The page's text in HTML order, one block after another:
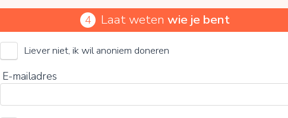
Stichting Steunfonds UMCG
Kies je vrijwillige bijdrage
0%
4 Laat weten wie je bent
Liever niet, ik wil anoniem doneren
E-mailadres